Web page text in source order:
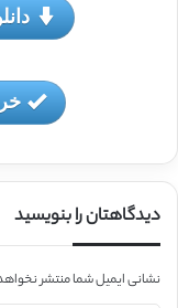
دیدگاهتان را بنویسید
نشانی ایمیل شما منتشر